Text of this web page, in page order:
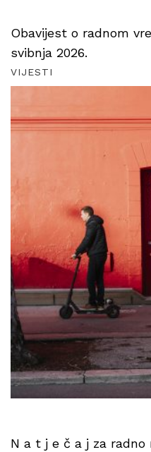
Obavijest o radnom
svibnja 2026.
VIJESTI
N a t j e č a j za radno